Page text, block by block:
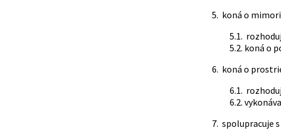
5. koná o
5.1.
5.2. koná o
6. koná o
6.1.
6.2.
7. spolupracuje